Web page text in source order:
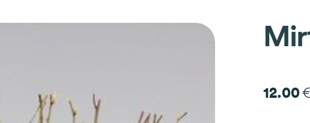
12.00